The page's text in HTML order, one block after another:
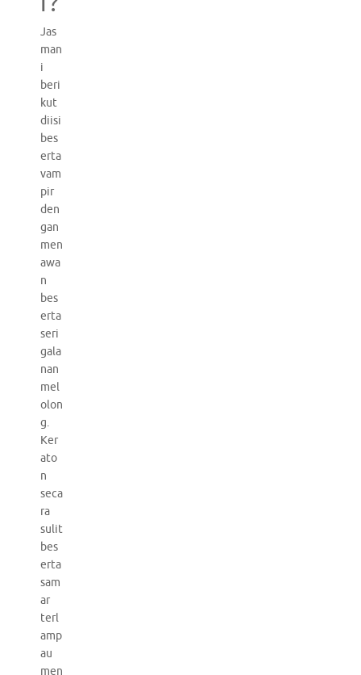
Jas
man
i
beri
kut
diisi
bes
erta
vam
pir
den
gan
men
awa
n
bes
erta
seri
gala
nan
mel
olon
g.
Ker
ato
n
seca
ra
sulit
bes
erta
sam
ar
terl
amp
au
men